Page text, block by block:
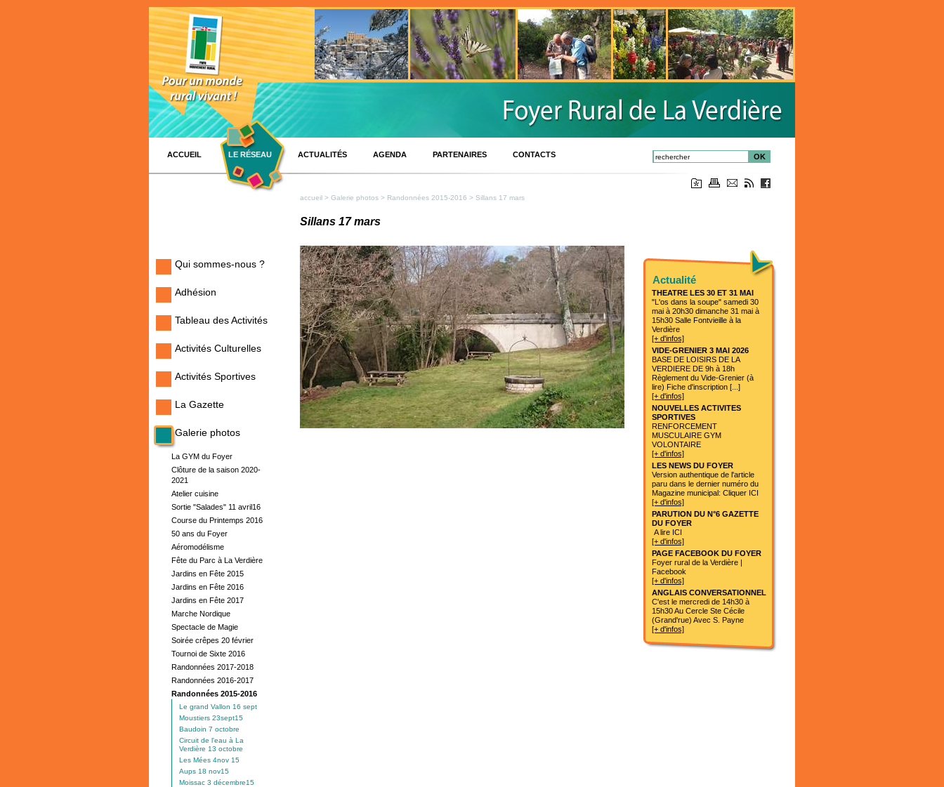
ACCUEIL LE RÉSEAU ACTUALITÉS AGENDA PARTENAIRES CONTACTS OK
Qui sommes-nous ?
Adhésion
Tableau des Activités
Activités Culturelles
Activités Sportives
La Gazette
Galerie photos
La GYM du Foyer
Clôture de la saison 2020-
2021
Atelier cuisine
Sortie "Salades" 11 avril16
Course du Printemps 2016
50 ans du Foyer
Aéromodélisme
Fête du Parc à La Verdière
Jardins en Fête 2015
Jardins en Fête 2016
Jardins en Fête 2017
Marche Nordique
Spectacle de Magie
Soirée crêpes 20 février
Tournoi de Sixte 2016
Randonnées 2017-2018
Randonnées 2016-2017
Randonnées 2015-2016
Le grand Vallon 16 sept
Moustiers 23sept15
Baudoin 7 octobre
Circuit de l'eau à La
Verdière 13 octobre
Les Mées 4nov 15
Aups 18 nov15
Moissac 3 décembre15
accueil > Galerie photos > Randonnées 2015-2016 > Sillans 17 mars
Sillans 17 mars
Actualité
THEATRE LES 30 ET 31 MAI
"L'os dans la soupe" samedi 30
mai à 20h30 dimanche 31 mai à
15h30 Salle Fontvieille à la
Verdière
[+ d'infos]
VIDE-GRENIER 3 MAI 2026
BASE DE LOISIRS DE LA
VERDIERE DE 9h à 18h
Règlement du Vide-Grenier (à
lire) Fiche d'inscription [...]
[+ d'infos]
NOUVELLES ACTIVITES
SPORTIVES
RENFORCEMENT
MUSCULAIRE GYM
VOLONTAIRE
[+ d'infos]
LES NEWS DU FOYER
Version authentique de l'article
paru dans le dernier numéro du
Magazine municipal: Cliquer ICI
[+ d'infos]
PARUTION DU N°6 GAZETTE
DU FOYER
A lire ICI
[+ d'infos]
PAGE FACEBOOK DU FOYER
Foyer rural de la Verdière |
Facebook
[+ d'infos]
ANGLAIS CONVERSATIONNEL
C'est le mercredi de 14h30 à
15h30 Au Cercle Ste Cécile
(Grand'rue) Avec S. Payne
[+ d'infos]